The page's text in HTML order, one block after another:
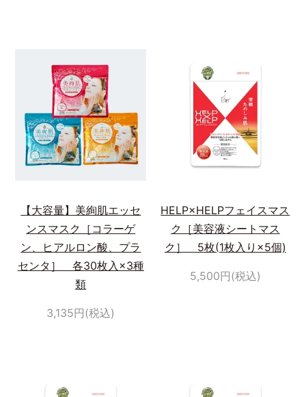
【大容量】美絢肌エッセ
ンスマスク［コラーゲ
ン、ヒアルロン酸、プラ
センタ］ 各30枚入×3種
類
3,135円(税込)
HELP×HELPフェイスマス
ク［美容液シートマス
ク］ 5枚(1枚入り×5個)
5,500円(税込)